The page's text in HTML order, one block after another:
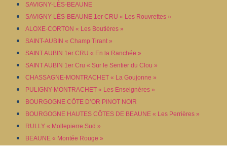
SAVIGNY-LÈS-BEAUNE
SAVIGNY-LÈS-BEAUNE 1er CRU « Les Rouvrettes »
ALOXE-CORTON « Les Boutières »
SAINT-AUBIN « Champ Tirant »
SAINT AUBIN 1er CRU « En la Ranchée »
SAINT AUBIN 1er Cru « Sur le Sentier du Clou »
CHASSAGNE-MONTRACHET « La Goujonne »
PULIGNY-MONTRACHET « Les Enseignères »
BOURGOGNE CÔTE D’OR PINOT NOIR
BOURGOGNE HAUTES CÔTES DE BEAUNE « Les Perrières »
RULLY « Mollepierre Sud »
BEAUNE « Montée Rouge »